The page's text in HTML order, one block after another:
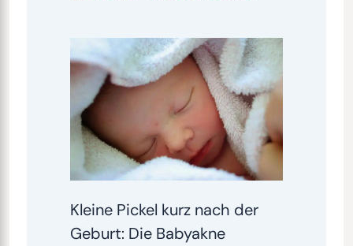
Kleine Pickel kurz nach der
Geburt: Die Babyakne